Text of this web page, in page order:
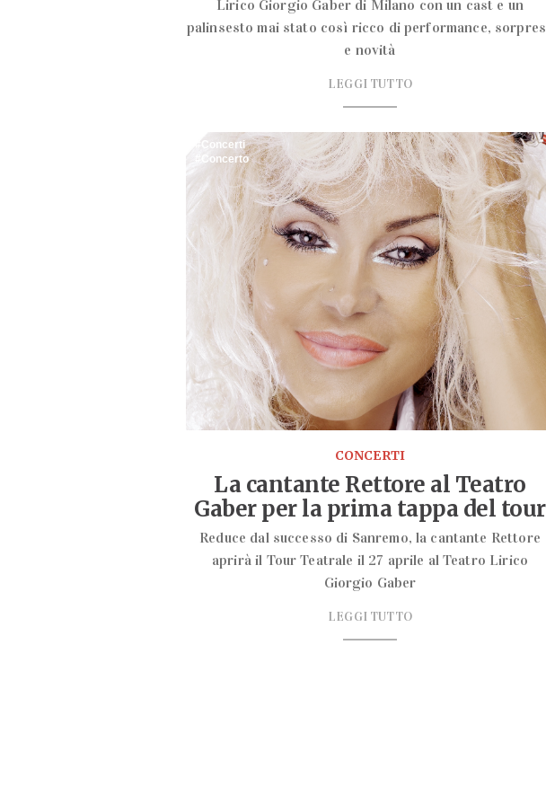
Lirico Giorgio Gaber di Milano con un cast e un
palinsesto mai stato così ricco di performance,
e novità
LEGGI TUTTO
Concerti
Concerto
CONCERTI
La cantante Rettore al Teatro
Gaber per la prima tappa del tour
Reduce dal successo di Sanremo, la cantante Rettore
aprirà il Tour Teatrale il 27 aprile al Teatro Lirico
Giorgio Gaber
LEGGI TUTTO